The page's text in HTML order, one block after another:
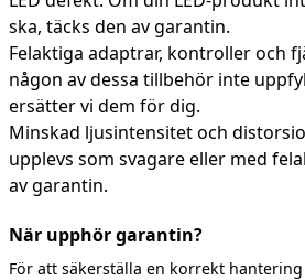
ska, täcks den av garantin.
Felaktiga adaptrar, kontroller och
någon av dessa tillbehör inte
ersätter vi dem för dig.
Minskad ljusintensitet och
upplevs som svagare eller med
av garantin.
När upphör garantin?
För att säkerställa en korrekt